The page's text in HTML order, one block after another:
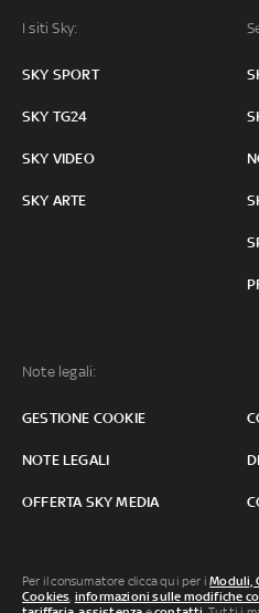
I siti Sky:
SKY SPORT
SKY TG24
SKY VIDEO
SKY ARTE
Note legali:
GESTIONE COOKIE
NOTE LEGALI
OFFERTA SKY MEDIA
Per il consumatore clicca qui per iModuli,
Cookies informazioni sulle modifiche